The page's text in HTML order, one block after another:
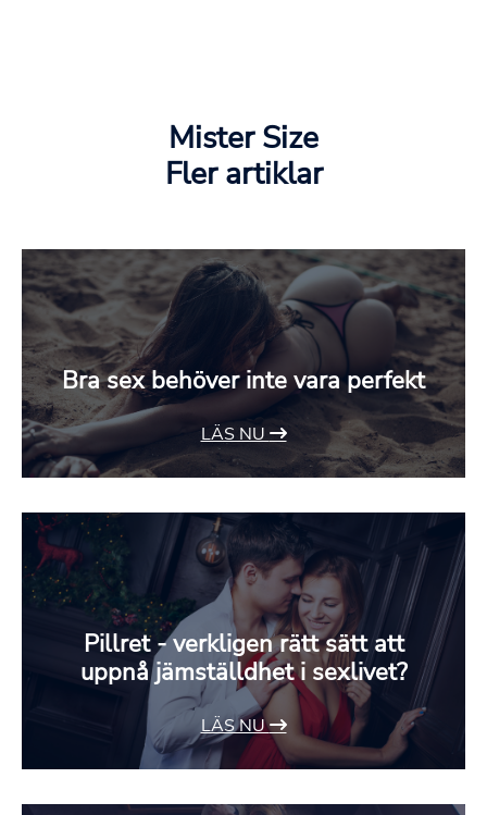
Mister Size
Fler artiklar
Bra sex behöver inte vara perfekt
LÄS NU
Pillret - verkligen rätt sätt att
uppnå jämställdhet i sexlivet?
LÄS NU